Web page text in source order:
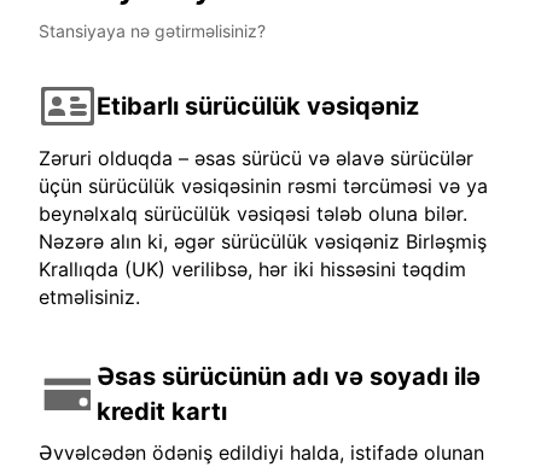
Stansiyaya nə gətirməlisiniz?
Etibarlı sürücülük vəsiqəniz
Zəruri olduqda – əsas sürücü və əlavə sürücülər
üçün sürücülük vəsiqəsinin rəsmi tərcüməsi və ya
beynəlxalq sürücülük vəsiqəsi tələb oluna bilər.
Nəzərə alın ki, əgər sürücülük vəsiqəniz Birləşmiş
Krallıqda (UK) verilibsə, hər iki hissəsini təqdim
etməlisiniz.
Əsas sürücünün adı və soyadı ilə
kredit kartı
Əvvəlcədən ödəniş edildiyi halda, istifadə olunan